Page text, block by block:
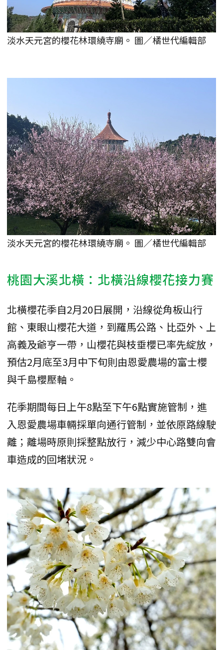
淡水天元宮的櫻花林環繞寺廟。 圖／橘世代編輯部
淡水天元宮的櫻花林環繞寺廟。 圖／橘世代編輯部
桃園大溪北橫：北橫沿線櫻花接力賽
北橫櫻花季自2月20日展開，沿線從角板山行
館、東眼山櫻花大道，到羅馬公路、比亞外、上
高義及爺亨一帶，山櫻花與枝垂櫻已率先綻放，
預估2月底至3月中下旬則由恩愛農場的富士櫻
與千島櫻壓軸。
花季期間每日上午8點至下午6點實施管制，進
入恩愛農場車輛採單向通行管制，並依原路線駛
離；離場時原則採整點放行，減少中心路雙向會
車造成的回堵狀況。